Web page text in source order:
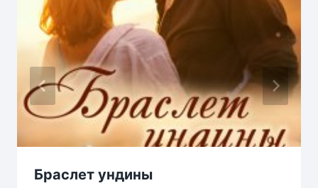
Браслет ундины